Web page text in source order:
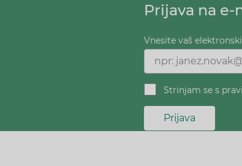
Prijava na e-
Vnesite vaš
Strinjam se s
Prijava